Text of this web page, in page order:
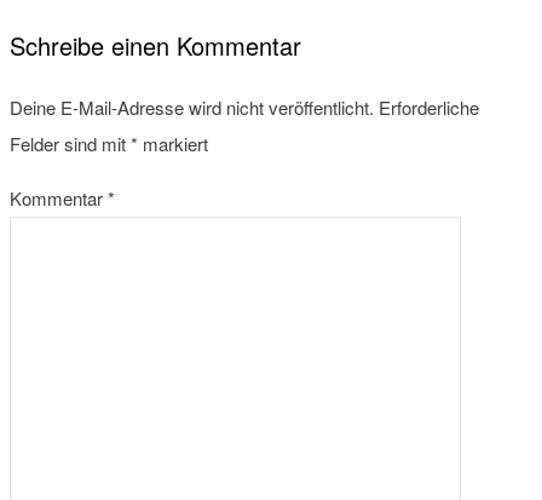
Schreibe einen Kommentar
Deine E-Mail-Adresse wird nicht veröffentlicht. Erforderliche
Felder sind mit* markiert
Kommentar*